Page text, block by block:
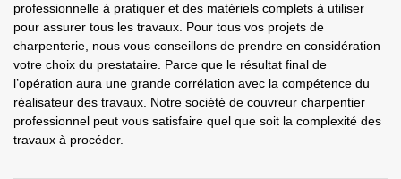
professionnelle à pratiquer et des matériels complets à utiliser
pour assurer tous les travaux. Pour tous vos projets de
charpenterie, nous vous conseillons de prendre en considération
votre choix du prestataire. Parce que le résultat final de
l’opération aura une grande corrélation avec la compétence du
réalisateur des travaux. Notre société de couvreur charpentier
professionnel peut vous satisfaire quel que soit la complexité des
travaux à procéder.